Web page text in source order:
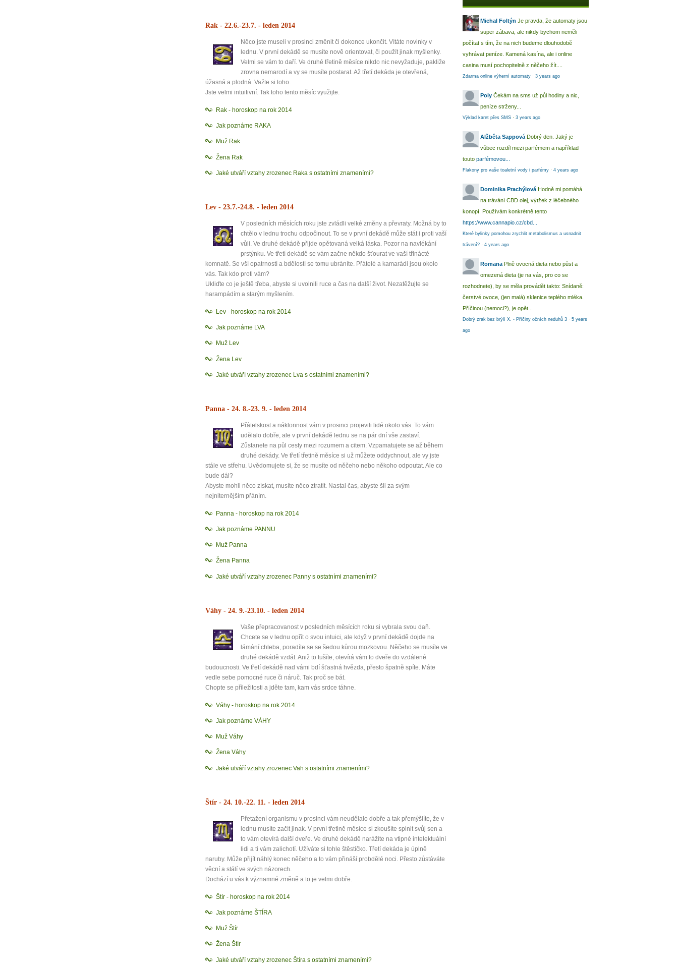
Rak - 22.6.-23.7. - leden 2014
Něco jste museli v prosinci změnit či dokonce ukončit. Vítáte novinky v
lednu. V první dekádě se musíte nově orientovat, či použít jinak myšlenky.
Velmi se vám to daří. Ve druhé třetině měsíce nikdo nic nevyžaduje, pakliže
zrovna nemarodí a vy se musíte postarat. Až třetí dekáda je otevřená,
úžasná a plodná. Važte si toho.
Jste velmi intuitivní. Tak toho tento měsíc využijte.
Rak - horoskop na rok 2014
Jak poznáme RAKA
Muž Rak
Žena Rak
Jaké utváří vztahy zrozenec Raka s ostatními znameními?
Lev - 23.7.-24.8. - leden 2014
V posledních měsících roku jste zvládli velké změny a převraty. Možná by to
chtělo v lednu trochu odpočinout. To se v první dekádě může stát i proti vaší
vůli. Ve druhé dekádě přijde opětovaná velká láska. Pozor na navlékání
prstýnku. Ve třetí dekádě se vám začne někdo šťourat ve vaší třinácté
komnatě. Se vší opatrností a bdělostí se tomu ubráníte. Přátelé a kamarádi jsou okolo
vás. Tak kdo proti vám?
Ukliďte co je ještě třeba, abyste si uvolnili ruce a čas na další život. Nezatěžujte se
harampádím a starým myšlením.
Lev - horoskop na rok 2014
Jak poznáme LVA
Muž Lev
Žena Lev
Jaké utváří vztahy zrozenec Lva s ostatními znameními?
Panna - 24. 8.-23. 9. - leden 2014
Přátelskost a náklonnost vám v prosinci projevili lidé okolo vás. To vám
udělalo dobře, ale v první dekádě lednu se na pár dní vše zastaví.
Zůstanete na půl cesty mezi rozumem a citem. Vzpamatujete se až během
druhé dekády. Ve třetí třetině měsíce si už můžete oddychnout, ale vy jste
stále ve střehu. Uvědomujete si, že se musíte od něčeho nebo někoho odpoutat. Ale co
bude dál?
Abyste mohli něco získat, musíte něco ztratit. Nastal čas, abyste šli za svým
nejniternějším přáním.
Panna - horoskop na rok 2014
Jak poznáme PANNU
Muž Panna
Žena Panna
Jaké utváří vztahy zrozenec Panny s ostatními znameními?
Váhy - 24. 9.-23.10. - leden 2014
Vaše přepracovanost v posledních měsících roku si vybrala svou daň.
Chcete se v lednu opřít o svou intuici, ale když v první dekádě dojde na
lámání chleba, poradíte se se šedou kůrou mozkovou. Něčeho se musíte ve
druhé dekádě vzdát. Aniž to tušíte, otevírá vám to dveře do vzdálené
budoucnosti. Ve třetí dekádě nad vámi bdí šťastná hvězda, přesto špatně spíte. Máte
vedle sebe pomocné ruce či náruč. Tak proč se bát.
Chopte se příležitosti a jděte tam, kam vás srdce táhne.
Váhy - horoskop na rok 2014
Jak poznáme VÁHY
Muž Váhy
Žena Váhy
Jaké utváří vztahy zrozenec Vah s ostatními znameními?
Štír - 24. 10.-22. 11. - leden 2014
Přetažení organismu v prosinci vám neudělalo dobře a tak přemýšlíte, že v
lednu musíte začít jinak. V první třetině měsíce si zkoušíte splnit svůj sen a
to vám otevírá další dveře. Ve druhé dekádě narážíte na vtipné intelektuální
lidi a ti vám zalichotí. Užíváte si tohle štěstíčko. Třetí dekáda je úplně
naruby. Může přijít náhlý konec něčeho a to vám přináší probdělé noci. Přesto zůstáváte
věcní a stálí ve svých názorech.
Dochází u vás k významné změně a to je velmi dobře.
Štír - horoskop na rok 2014
Jak poznáme ŠTÍRA
Muž Štír
Žena Štír
Jaké utváří vztahy zrozenec Štíra s ostatními znameními?
Michal Foltýn Je pravda, že automaty jsou
super zábava, ale nikdy bychom neměli
počítat s tím, že na nich budeme dlouhodobě
vyhrávat peníze. Kamená kasína, ale i online
casina musí pochopitelně z něčeho žít....
Zdarma online výherní automaty · 3 years ago
Poly Čekám na sms už půl hodiny a nic,
peníze strženy...
Výklad karet přes SMS · 3 years ago
Alžběta Sappová Dobrý den. Jaký je
vůbec rozdíl mezi parfémem a například
touto parfémovou...
Flakony pro vaše toaletní vody i parfémy · 4 years ago
Dominika Prachýlová Hodně mi pomáhá
na trávání CBD olej, výtžek z léčebného
konopí. Používám konkrétně tento
https://www.cannapio.cz/cbd...
Které bylinky pomohou zrychlit metabolismus a usnadnit
trávení? · 4 years ago
Romana Plně ovocná dieta nebo půst a
omezená dieta (je na vás, pro co se
rozhodnete), by se měla provádět takto: Snídaně:
čerstvé ovoce, (jen malá) sklenice teplého mléka.
Příčinou (nemoci?), je opět...
Dobrý zrak bez brýlí X. - Příčiny očních neduhů 3 · 5 years
ago